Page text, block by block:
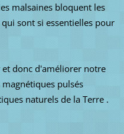
malsaines bloquent les
sont si essentielles pour
donc d'améliorer notre
pulsés
naturels de la Terre .